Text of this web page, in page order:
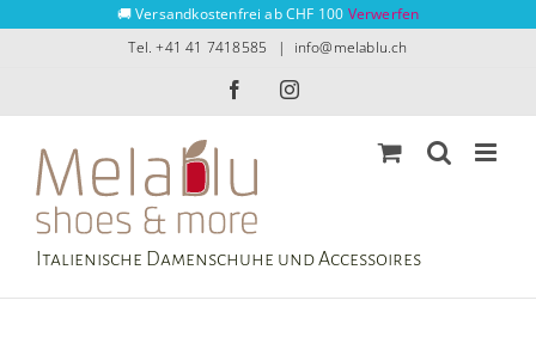
🚚 Versandkostenfrei ab CHF 100 Verwerfen
Tel. +41 41 7418585 | info@melablu.ch
FacebookInstagram
Italienische Damenschuhe und Accessoires